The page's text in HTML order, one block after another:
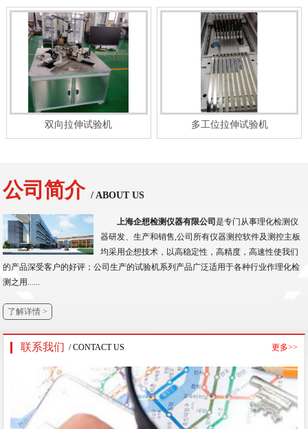
双向拉伸试验机 多工位拉伸试验机
公司简介 / ABOUT US
上海企想检测仪器有限公司是专门从事理化检测仪
器研发、生产和销售,公司所有仪器测控软件及测控主板
均采用企想技术，以高稳定性，高精度，高速性使我们
的产品深受客户的好评；公司生产的试验机系列产品广泛适用于各种行业作理化检
测之用......
了解详情 >
联系我们 / CONTACT US 更多>>